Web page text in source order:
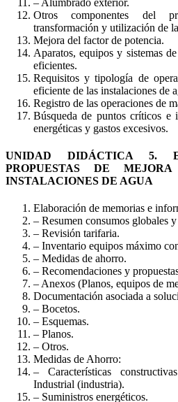
Otros componentes del
transformación y utilización de
Mejora del factor de potencia.
Aparatos, equipos y sistemas
eficientes.
Requisitos y tipología de
eficiente de las instalaciones de
Registro de las operaciones de
Búsqueda de puntos críticos e
energéticas y gastos excesivos.
UNIDAD DIDÁCTICA 5.
PROPUESTAS DE
INSTALACIONES DE AGUA
Elaboración de memorias e
– Resumen consumos globales
– Revisión tarifaria.
– Inventario equipos máximo
– Medidas de ahorro.
– Recomendaciones y
– Anexos (Planos, equipos de
Documentación asociada a
– Bocetos.
– Esquemas.
– Planos.
– Otros.
Medidas de Ahorro:
– Características
Industrial (industria).
– Suministros energéticos.